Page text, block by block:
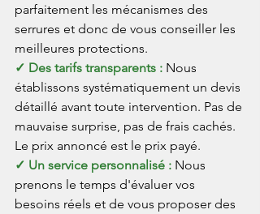
parfaitement les mécanismes des
serrures et donc de vous conseiller les
meilleures protections.
✓ Des tarifs transparents : Nous
établissons systématiquement un devis
détaillé avant toute intervention. Pas de
mauvaise surprise, pas de frais cachés.
Le prix annoncé est le prix payé.
✓ Un service personnalisé : Nous
prenons le temps d'évaluer vos
besoins réels et de vous proposer des